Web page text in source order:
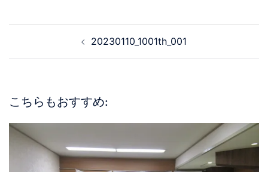
20230110_1001th_001
こちらもおすすめ: